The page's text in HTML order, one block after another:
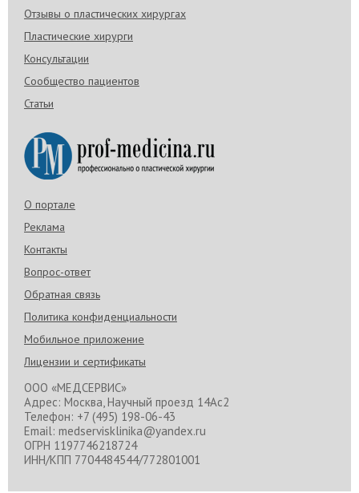
Отзывы о пластических хирургах
Пластические хирурги
Консультации
Сообщество пациентов
Статьи
О портале
Реклама
Контакты
Вопрос-ответ
Обратная связь
Политика конфиденциальности
Мобильное приложение
Лицензии и сертификаты
ООО «МЕДСЕРВИС»
Адрес: Москва, Научный проезд 14Ас2
Телефон: +7 (495) 198-06-43
Email: medservisklinika@yandex.ru
ОГРН 1197746218724
ИНН/КПП 7704484544/772801001